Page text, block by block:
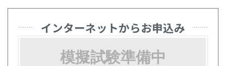
インターネットからお申込み
模擬試験準備中